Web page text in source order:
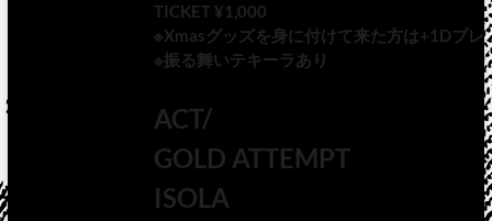
TICKET ¥1,000
※Xmasグッズを身に付けて来た方は+1Dプレ
※振る舞いテキーラあり
ACT/
GOLD ATTEMPT
ISOLA